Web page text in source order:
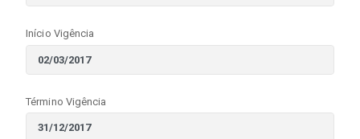
Início Vigência
Término Vigência